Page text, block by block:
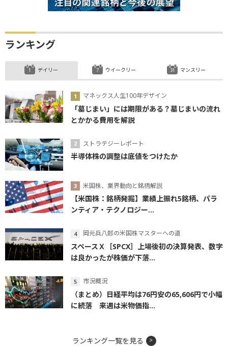
ランキング
デイリー
マネックス人生100年デザイン
「墓じまい」には期限がある？墓じまいの流れ
とかかる費用を解説
ストラテジーレポート
半導体株の調整は底値をつけたか
米国株、業界動向と銘柄解説
【米国株：銘柄発掘】業績上振れ5銘柄、パラ
ンティア・テクノロジー...
岡元兵八郎の米国株マスターへの道
スペースＸ［SPCX］上場後初の決算発表、数字
は良かったが株価が下落...
市況概況
（まとめ）日経平均は76円安の65,606円で小幅
に続落 来週は米物価指...
ウイークリー マンスリー
ランキング一覧を見る